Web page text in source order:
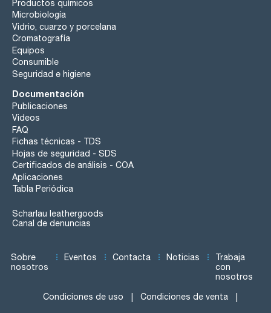
Productos químicos
Microbiología
Vidrio, cuarzo y porcelana
Cromatografía
Equipos
Consumible
Seguridad e higiene
Documentación
Publicaciones
Videos
FAQ
Fichas técnicas - TDS
Hojas de seguridad - SDS
Certificados de análisis - COA
Aplicaciones
Tabla Periódica
Scharlau leathergoods
Canal de denuncias
Sobre
nosotros
Eventos Contacta Noticias
Trabaja
con
nosotros
Condiciones de uso Condiciones de venta